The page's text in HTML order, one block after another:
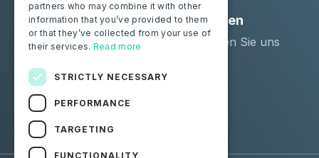
Privatpersonen
Zertifizieren Sie Ihre
Ressourcen
Kontaktieren Sie uns
Folgen Sie uns
Facebook
Linkedin
partners who may combine it with other
information that you’ve provided to them
or that they’ve collected from your use of
their services. Read more
STRICTLY NECESSARY
PERFORMANCE
TARGETING
FUNCTIONALITY